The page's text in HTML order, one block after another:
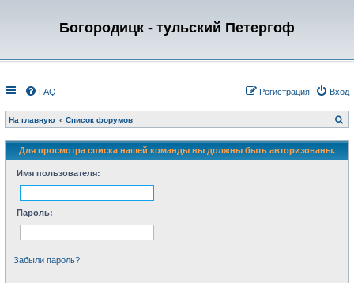
Богородицк - тульский Петергоф
FAQ Вход
Регистрация
На главную Список форумов
о
с
Для просмотра списка нашей команды вы должны быть авторизованы.
Имя пользователя:
Пароль:
Забыли пароль?